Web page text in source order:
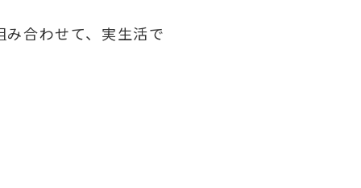
み合わせて、実生活で